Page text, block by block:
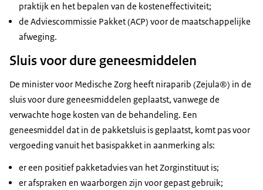
praktijk en het bepalen van de kosteneffectiviteit;
de Adviescommissie Pakket (ACP) voor de maatschappelijke
afweging.
Sluis voor dure geneesmiddelen
De minister voor Medische Zorg heeft niraparib (Zejula®) in de
sluis voor dure geneesmiddelen geplaatst, vanwege de
verwachte hoge kosten van de behandeling. Een
geneesmiddel dat in de pakketsluis is geplaatst, komt pas voor
vergoeding vanuit het basispakket in aanmerking als:
er een positief pakketadvies van het Zorginstituut is;
er afspraken en waarborgen zijn voor gepast gebruik;